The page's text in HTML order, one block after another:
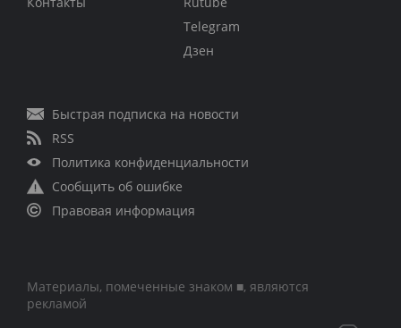
Telegram
Дзен
Быстрая подписка на новости
RSS
Политика конфиденциальности
Сообщить об ошибке
Правовая информация
Материалы, помеченные знаком ■, являются
рекламой